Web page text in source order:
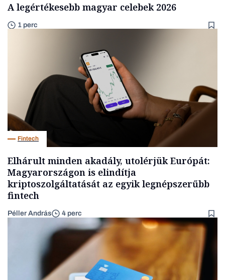
A legértékesebb magyar celebek 2026
1 perc
Fintech
Elhárult minden akadály, utolérjük Európát:
Magyarországon is elindítja
kriptoszolgáltatását az egyik legnépszerűbb
fintech
Péller András 4 perc